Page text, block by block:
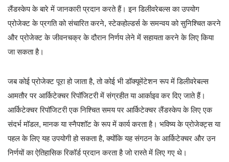
लैंडस्केप के बारे में जानकारी प्रदान करते हैं। इन डिलीवरेबल्स का उपयोग
प्रोजेक्ट के प्रगति को संचारित करने, स्टेकहोल्डर्स के समन्वय को सुनिश्चित करने
और प्रोजेक्ट के जीवनचक्र के दौरान निर्णय लेने में सहायता करने के लिए किया
जा सकता है।
जब कोई प्रोजेक्ट पूरा हो जाता है, तो कोई भी डॉक्यूमेंटेशन रूप में डिलीवरेबल्स
आमतौर पर आर्किटेक्चर रिपॉजिटरी में संग्रहीत या आर्काइव कर दिए जाते हैं।
आर्किटेक्चर रिपॉजिटरी एक निश्चित समय पर आर्किटेक्चर लैंडस्केप के लिए एक
संदर्भ मॉडल, मानक या स्नैपशॉट के रूप में कार्य करता है। भविष्य के प्रोजेक्ट्स या
पहल के लिए यह उपयोगी हो सकता है, क्योंकि यह संगठन के आर्किटेक्चर और उन
निर्णयों का ऐतिहासिक रिकॉर्ड प्रदान करता है जो रास्ते में लिए गए थे।